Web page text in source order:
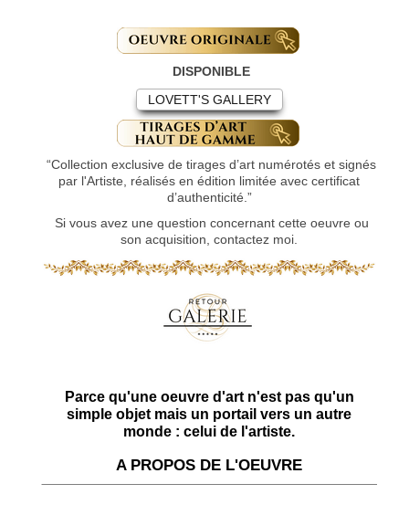
DISPONIBLE
LOVETT'S GALLERY
“Collection exclusive de tirages d’art numérotés et signés
par l'Artiste, réalisés en édition limitée avec certificat
d’authenticité.”
Si vous avez une question concernant cette oeuvre ou
son acquisition, contactez moi.
Parce qu'une oeuvre d'art n'est pas qu'un
simple objet mais un portail vers un autre
monde : celui de l'artiste.
A PROPOS DE L'OEUVRE